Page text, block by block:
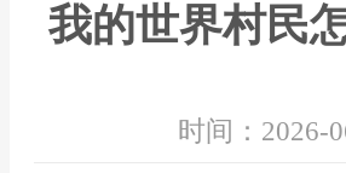
我的世界村民
时间：2026-